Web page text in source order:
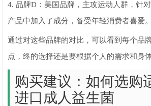
4. 品牌D：美国品牌，主攻运动人群，针
产品中加入了成分，备受年轻消费者喜爱。
通过对这些品牌的对比，可以看到每个品
点，终的选择还是要根据个人的需求和身
购买建议：如何选购
进口成人益生菌